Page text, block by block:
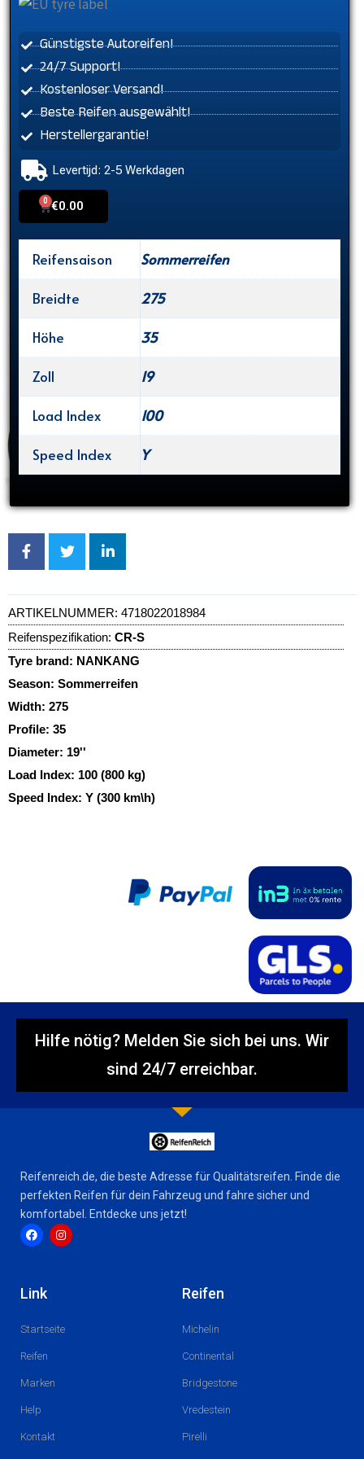
Günstigste Autoreifen!
24/7 Support!
Kostenloser Versand!
Beste Reifen ausgewählt!
Herstellergarantie!
Levertijd: 2-5 Werkdagen
€0.00
0
Cart
Reifensaison
Sommerreifen
Breidte
275
Höhe
35
Zoll
19
Load Index
100
Speed Index
Y
ARTIKELNUMMER: 4718022018984
Reifenspezifikation: CR-S
Tyre brand: NANKANG
Season: Sommerreifen
Width: 275
Profile: 35
Diameter: 19''
Load Index: 100 (800 kg)
Speed Index: Y (300 km\h)
Hilfe nötig? Melden Sie sich bei uns. Wir
sind 24/7 erreichbar.
Reifenreich.de, die beste Adresse für Qualitätsreifen. Finde die
perfekten Reifen für dein Fahrzeug und fahre sicher und
komfortabel. Entdecke uns jetzt!
c
e
o r
Link
Startseite
Reifen
Marken
Help
Kontakt
Reifen
Michelin
Continental
Bridgestone
Vredestein
Pirelli